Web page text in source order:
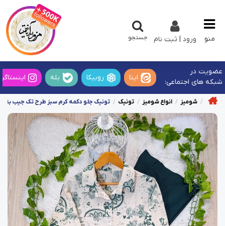
منو ورود | ثبت نام جستجو
عضویت در
شبکه های اجتماعی:
ایتا روبیکا بله
شومیز انواع شومیز تونیک تونیک جلو دکمه کرم سبز طرح تک جیب